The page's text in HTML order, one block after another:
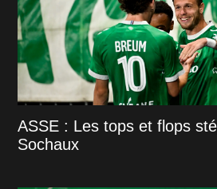
ASSE : Les tops et flops
Sochaux